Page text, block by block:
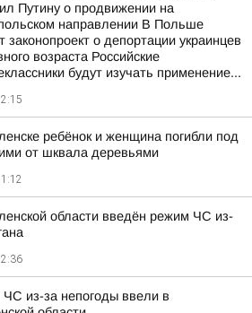
Путину о продвижении на
направлении В Польше
законопроект о депортации украинцев
возраста Российские
будут изучать применение...
ребёнок и женщина погибли под
от шквала деревьями
области введён режим ЧС из-
из-за непогоды ввели в